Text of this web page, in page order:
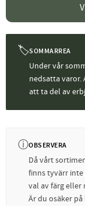
🏷SOMMARREA
Under vår
nedsatta varor.
att ta del av
ⓘOBSERVERA
Då vårt
finns tyvärr inte
val av färg
Är du osäker